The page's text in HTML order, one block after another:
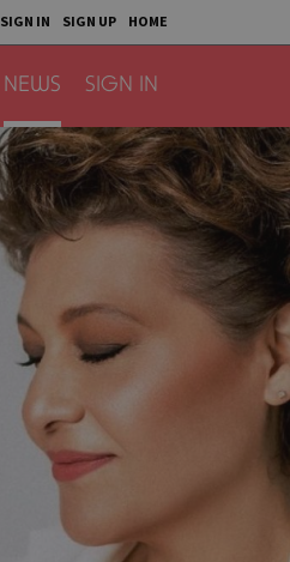
SIGN IN SIGN UP HOME
NEWS SIGN IN